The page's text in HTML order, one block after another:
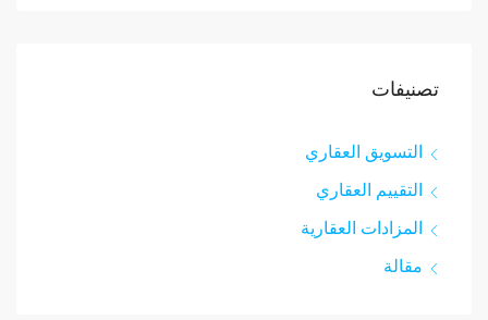
تصنيفات
التسويق العقاري
التقييم العقاري
المزادات العقارية
مقالة